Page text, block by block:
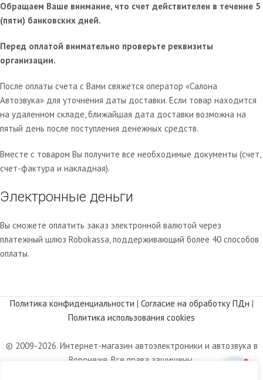
Обращаем Ваше внимание, что счет действителен в течение 5
(пяти) банковских дней.
Перед оплатой внимательно проверьте реквизиты
организации.
После оплаты счета с Вами свяжется оператор «Салона
Автозвука» для уточнения даты доставки. Если товар находится
на удаленном складе, ближайшая дата доставки возможна на
пятый день после поступления денежных средств.
Вместе с товаром Вы получите все необходимые документы (счет,
счет-фактура и накладная).
Электронные деньги
Вы сможете оплатить заказ электронной валютой через
платежный шлюз Robokassa, поддерживающий более 40 способов
оплаты.
Политика конфиденциальности | Согласие на обработку ПДн |
Политика использования cookies
© 2009-2026. Интернет-магазин автоэлектроники и автозвука в
Воронеже. Все права защищены.